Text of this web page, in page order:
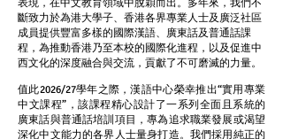
表現，在中文教育領域中脫穎而出。多年來，我們不
斷致力於為港大學子、香港各界專業人士及廣泛社區
成員提供豐富多樣的國際漢語、廣東話及普通話課
程，為推動香港乃至本校的國際化進程，以及促進中
西文化的深度融合與交流，貢獻了不可磨滅的力量。
值此2026/27學年之際，漢語中心榮幸推出“實用專業
中文課程”，該課程精心設計了一系列全面且系統的
廣東話與普通話培訓項目，專為追求職業發展或渴望
深化中文能力的各界人士量身打造。我們採用純正的